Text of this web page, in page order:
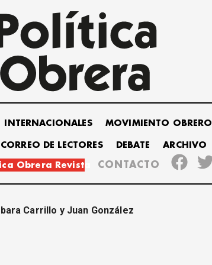
INTERNACIONALES MOVIMIENTO OBRERO
CORREO DE LECTORES DEBATE ARCHIVO
Obrera Revista CONTACTO
Carrillo y Juan González